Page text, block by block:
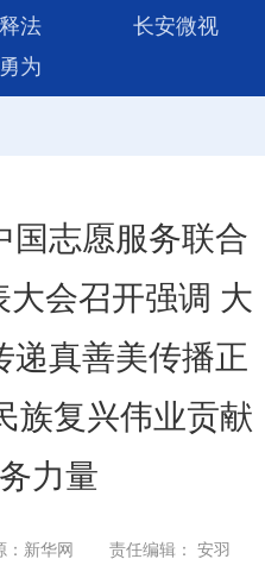
法
长安微视
为
国志愿服务联合
会召开强调 大
递真善美传播正
族复兴伟业贡献
力量
：新华网 责任编辑： 安羽